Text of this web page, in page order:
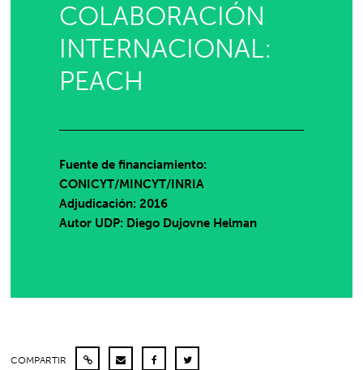
COLABORACIÓN
INTERNACIONAL:
PEACH
Fuente de financiamiento:
CONICYT/MINCYT/INRIA
Adjudicación: 2016
Autor UDP: Diego Dujovne Helman
COMPARTIR